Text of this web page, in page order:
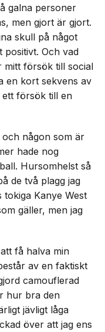
galna personer
men gjort är gjort.
skull på något
positivt. Och vad
mitt försök till social
en kort sekvens av
ett försök till en
någon som är
hade nog
Hursomhelst så
de två plagg jag
Kanye West
gäller, men jag
få halva min
av en faktiskt
camouflerad
hur bra den
jävligt låga
över att jag ens